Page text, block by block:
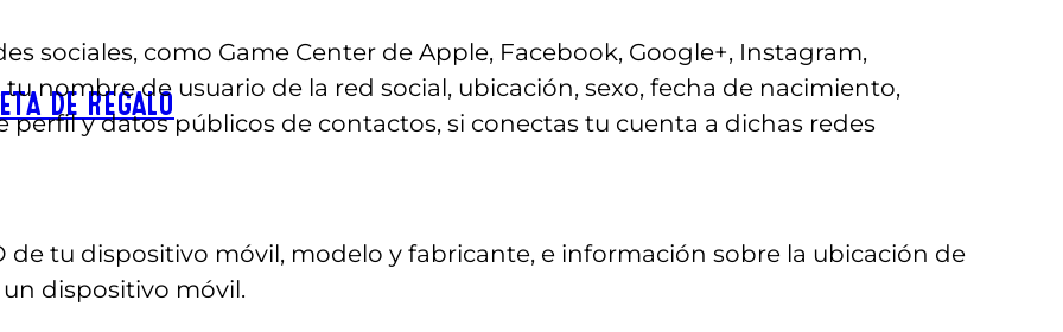
DE REGALO
sociales, como Game Center de Apple, Facebook, Google+, Instagram,
nombre de usuario de la red social, ubicación, sexo, fecha de nacimiento,
y datos públicos de contactos, si conectas tu cuenta a dichas redes
tu dispositivo móvil, modelo y fabricante, e información sobre la ubicación de
dispositivo móvil.